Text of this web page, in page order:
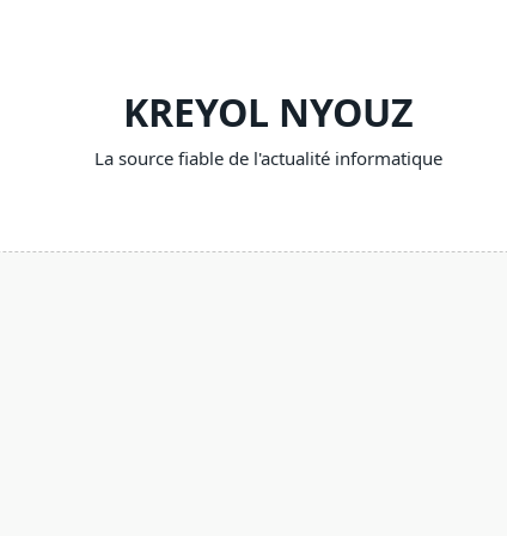
KREYOL NYOUZ
La source fiable de l'actualité informatique